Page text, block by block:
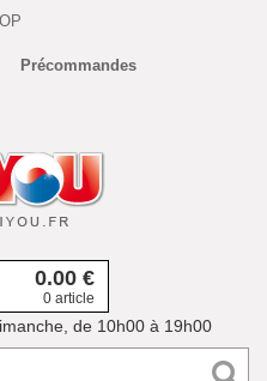
Précommandes
0.00 €
0 article
de 10h00 à 19h00